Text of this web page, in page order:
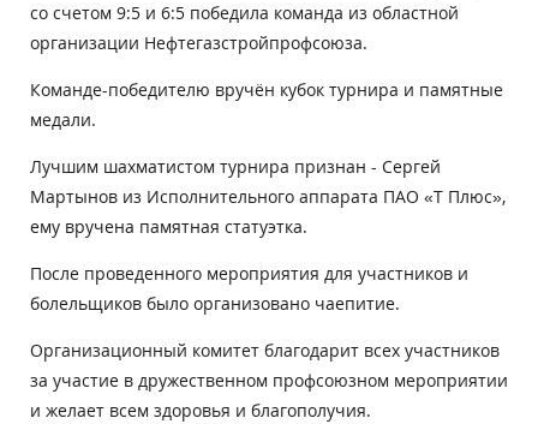
со счетом 9:5 и 6:5 победила команда из областной
организации Нефтегазстройпрофсоюза.
Команде-победителю вручён кубок турнира и памятные
медали.
Лучшим шахматистом турнира признан - Сергей
Мартынов из Исполнительного аппарата ПАО «Т Плюс»,
ему вручена памятная статуэтка.
После проведенного мероприятия для участников и
болельщиков было организовано чаепитие.
Организационный комитет благодарит всех участников
за участие в дружественном профсоюзном мероприятии
и желает всем здоровья и благополучия.